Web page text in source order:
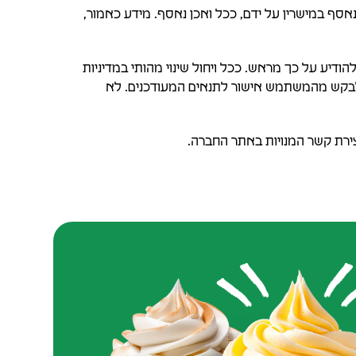
במישרין על ידם, ככל ואכן נאסף. מידע כאמור,
על כך מראש. ככל ויחול שינוי מהותי במדיניות
מהמשתמש אישור לתנאים המעודכנים. לא
קשר המנויות באתר החברה.